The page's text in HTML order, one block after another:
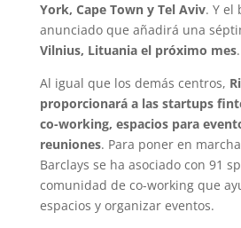
York, Cape Town y Tel Aviv. Y el
anunciado que añadirá una
Vilnius, Lituania el próximo mes.
Al igual que los demás centros,
proporcionará a las startups
co-working, espacios para
reuniones. Para poner en
Barclays se ha asociado con 91
comunidad de co-working que
espacios y organizar eventos.